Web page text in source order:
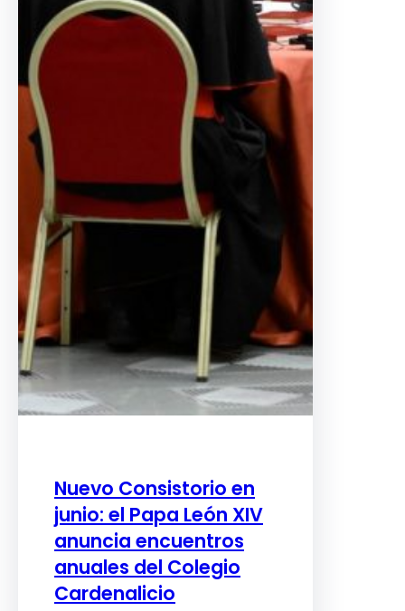
Nuevo Consistorio en
junio: el Papa León XIV
anuncia encuentros
anuales del Colegio
Cardenalicio